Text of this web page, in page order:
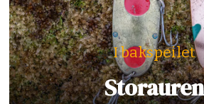
I bakspeilet
Storauren